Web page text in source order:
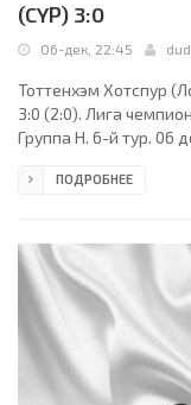
(CYP) 3:0
06-дек, 22:45
Тоттенхэм Хотспур
3:0 (2:0). Лига
Группа H. 6-й тур. 06
зрителей (47 % при
Грега Кордеж
арбитра: Раде
ПОДРОБНЕЕ